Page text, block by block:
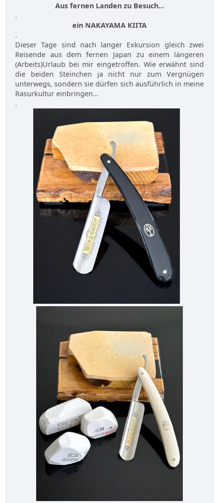
Aus fernen Landen zu Besuch...
.
ein NAKAYAMA KIITA
.
Dieser Tage sind nach langer Exkursion gleich zwei
Reisende aus dem fernen Japan zu einem längeren
(Arbeits)Urlaub bei mir eingetroffen. Wie erwähnt sind
die beiden Steinchen ja nicht nur zum Vergnügen
unterwegs, sondern sie dürfen sich ausführlich in meine
Rasurkultur einbringen...
.